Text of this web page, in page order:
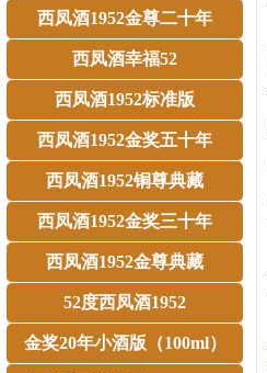
西凤酒1952金尊二十年
西凤酒幸福52
西凤酒1952标准版
西凤酒1952金奖五十年
西凤酒1952铜尊典藏
西凤酒1952金奖三十年
西凤酒1952金尊典藏
52度西凤酒1952
金奖20年小酒版（100ml）